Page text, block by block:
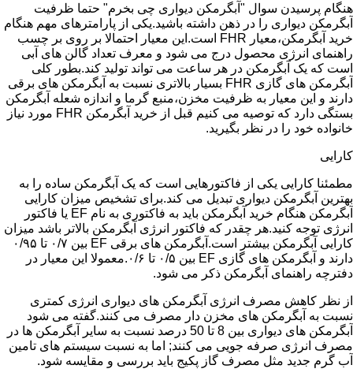
هنگام پرسیدن سوال "آبگرمکن دیواری چی بخرم" حتما ظرفیت
آبگرمکن دیواری را در ذهن داشته باشید.یکی از پارامترهای مهم هنگام
خرید آبگرمکن،معیار FHR است.این معیار احتمالا بر روی بر چسب
راهنمای انرژی محصول درج می شود و معرف تعداد گالن های آبی
است که یک آبگرمکن در هر ساعت می تواند تولید کند.بطور کلی
آبگرمکن های گازی FHR بسیار بالاتری نسبت به آبگرمکن های برقی
دارند و این معیار به ظرفیت مخزن،منبع گرما و اندازه شعله آبگرمکن
بستگی دارد که توصیه می کنیم قبل از خرید آبگرمکن FHR مورد نیاز
خانواده خود را در نظر بگیرید.
کارایی
مطمئنا کارایی یکی از فاکتورهایی است که یک آبگرمکن ساده را به
بهترین آبگرمکن دیواری تبدیل می کند.برای تشخیص میزان کارایی
آبگرمکن هنگام خرید آبگرمکن باید به فاکتوری به نام EF یا فاکتور
انرژی توجه کنید.هر چقدر که فاکتور انرژی آبگرمکن بالاتر باشد میزان
کارایی آبگرمکن بیشتر است.آبگرمکن های برقی EF بین ۰/۷ تا ۰/۹۵
دارند و آبگرمکن های گازی EF بین ۰/۵ تا ۰/۶.معمولا این معیار در
دفترچه راهنمای آبگرمکن ذکر می شود.
از نظر کاهش مصرف انرژی آبگرمکن های دیواری انرژی کمتری
نسبت به آبگرمکن های مخزن دار مصرف می کنند.گفته می شود
آبگرمکن های دیواری بین 8 تا 50 درصد نسبت به سایر آبگرمکن ها در
مصرف انرژی صرفه جویی می کنند; اما به نسبت سیستم های تامین
آب گرم جدید مثل مصرف گاز پکیج باید بررسی و مقایسه شود.